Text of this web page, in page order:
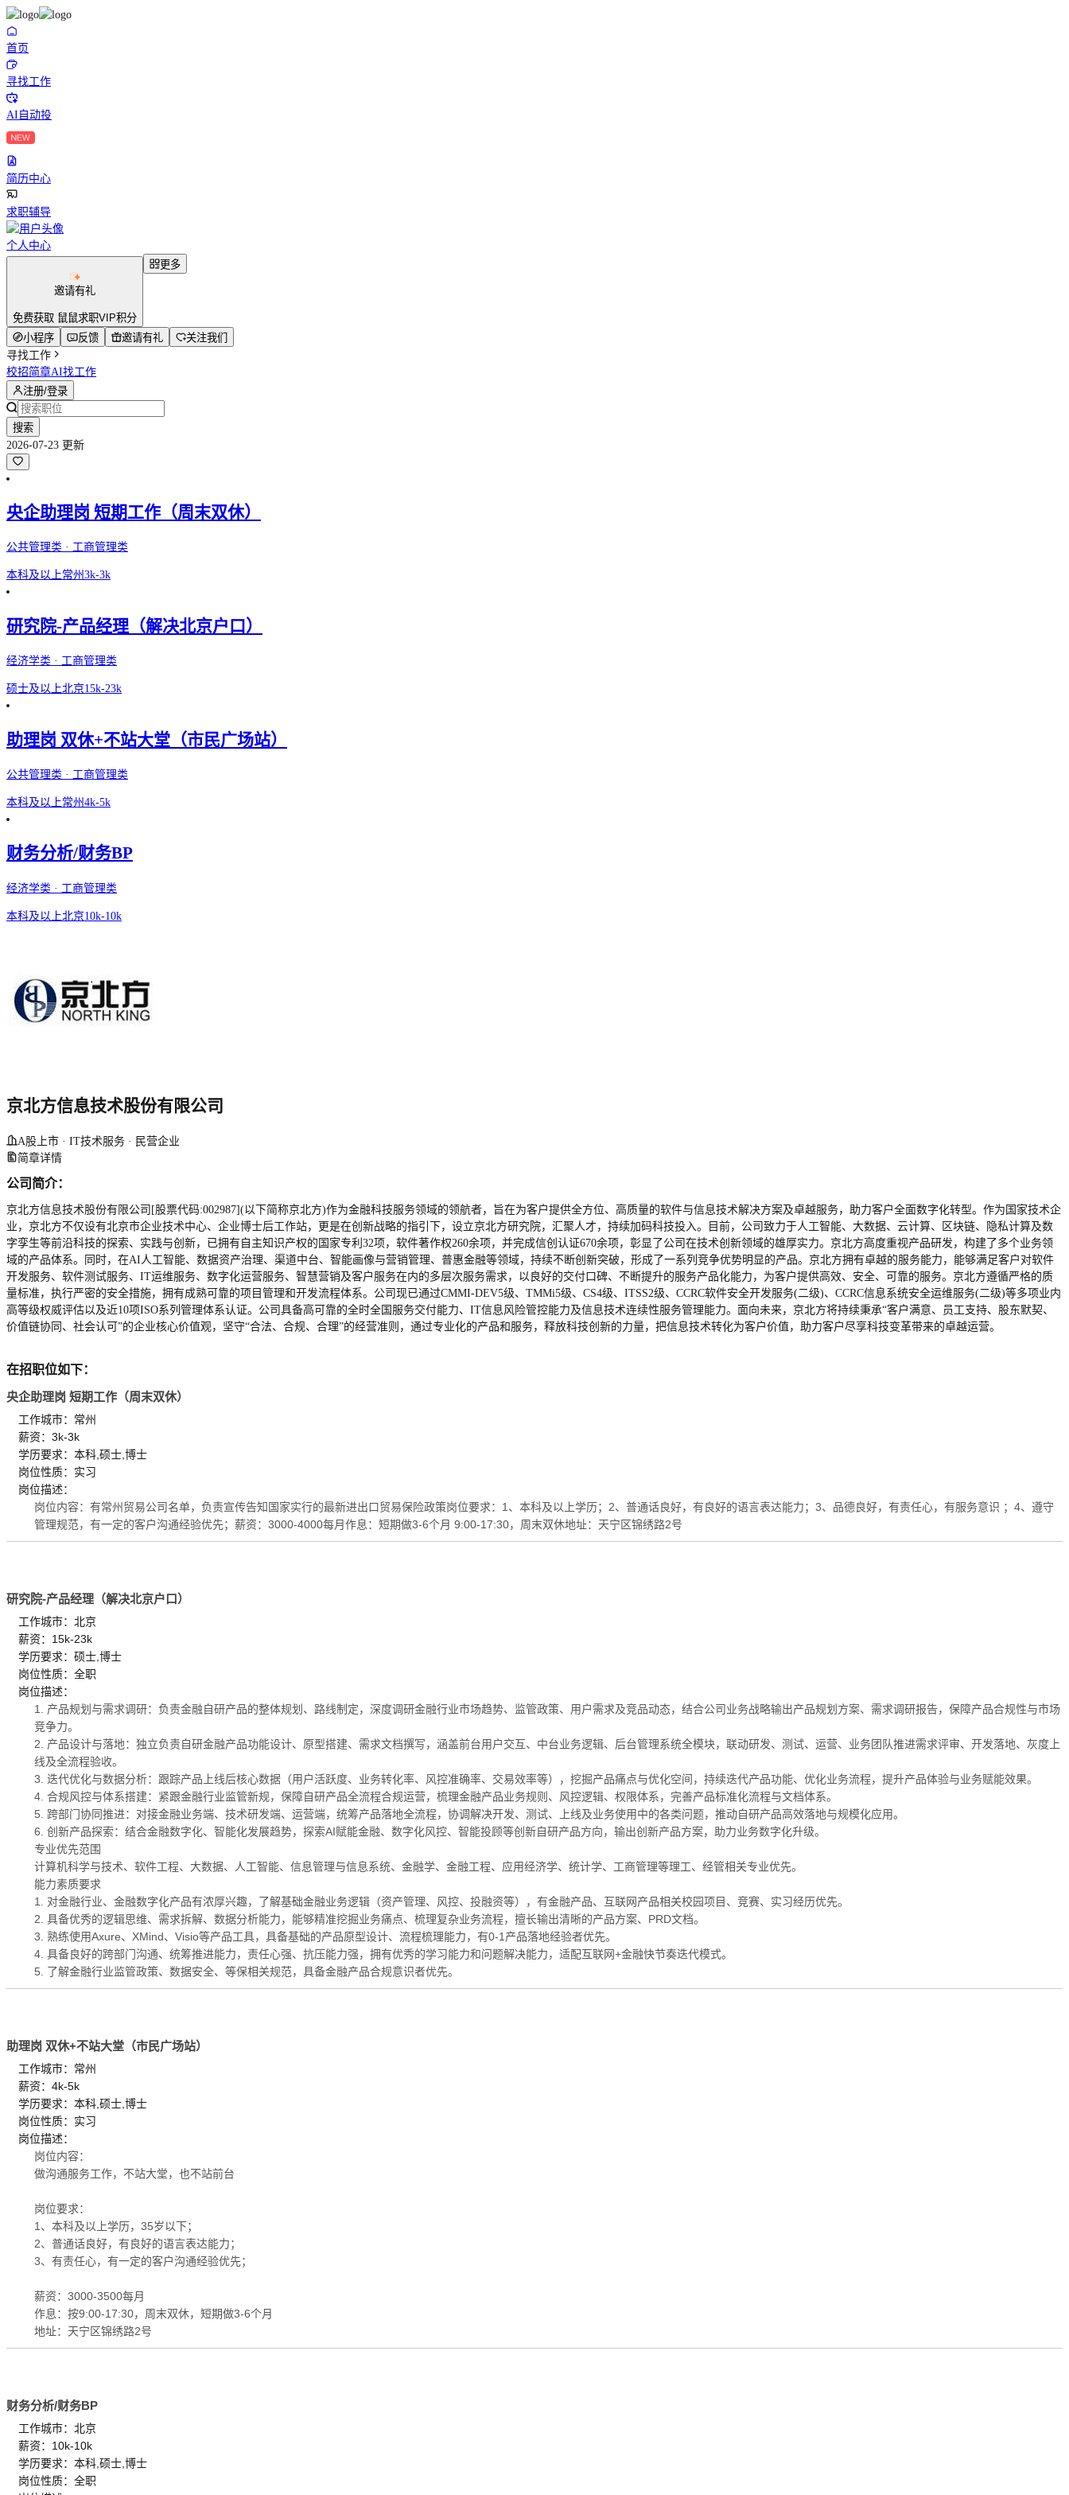
首页
寻找工作
AI自动投
简历中心
求职辅导
个人中心
邀请有礼
免费获取 鼠鼠求职VIP积分
更多
小程序 反馈 邀请有礼
关注我们
寻找工作
校招简章AI找工作
注册/登录
搜索
2026-07-23 更新
央企助理岗 短期工作（周末双休）
公共管理类 · 工商管理类
本科及以上常州 3k-3k
研究院-产品经理（解决北京户口）
经济学类 · 工商管理类
硕士及以上北京15k-23k
助理岗 双休+不站大堂（市民广场站）
公共管理类 · 工商管理类
本科及以上常州 4k-5k
财务分析/财务BP
经济学类 · 工商管理类
本科及以上北京10k-10k
京北方信息技术股份有限公司
A股上市 · IT技术服务 · 民营企业
简章详情
公司简介：
京北方信息技术股份有限公司[股票代码:002987](以下简称京北方)作为金融科技服务领域的领航者，旨在为客户提供全方位、高质量的软件与信息技术解决方案及卓越服务，助力客户全面数字化转型。作为国家技术企
业，京北方不仅设有北京市企业技术中心、企业博士后工作站，更是在创新战略的指引下，设立京北方研究院，汇聚人才，持续加码科技投入。目前，公司致力于人工智能、大数据、云计算、区块链、隐私计算及数
字孪生等前沿科技的探索、实践与创新，已拥有自主知识产权的国家专利32项，软件著作权260余项，并完成信创认证670余项，彰显了公司在技术创新领域的雄厚实力。京北方高度重视产品研发，构建了多个业务领
域的产品体系。同时，在AI人工智能、数据资产治理、渠道中台、智能画像与营销管理、普惠金融等领域，持续不断创新突破，形成了一系列竞争优势明显的产品。京北方拥有卓越的服务能力，能够满足客户对软件
开发服务、软件测试服务、IT运维服务、数字化运营服务、智慧营销及客户服务在内的多层次服务需求，以良好的交付口碑、不断提升的服务产品化能力，为客户提供高效、安全、可靠的服务。京北方遵循严格的质
量标准，执行严密的安全措施，拥有成熟可靠的项目管理和开发流程体系。公司现已通过CMMI-DEV5级、TMMi5级、CS4级、ITSS2级、CCRC软件安全开发服务(二级)、CCRC信息系统安全运维服务(二级)等多项业内
高等级权威评估以及近10项ISO系列管理体系认证。公司具备高可靠的全时全国服务交付能力、IT信息风险管控能力及信息技术连续性服务管理能力。面向未来，京北方将持续秉承“客户满意、员工支持、股东默契、
价值链协同、社会认可”的企业核心价值观，坚守“合法、合规、合理”的经营准则，通过专业化的产品和服务，释放科技创新的力量，把信息技术转化为客户价值，助力客户尽享科技变革带来的卓越运营。
在招职位如下：
央企助理岗 短期工作（周末双休）
工作城市：常州
薪资：3k-3k
学历要求：本科,硕士,博士
岗位性质：实习
岗位描述：
岗位内容：有常州贸易公司名单，负责宣传告知国家实行的最新进出口贸易保险政策岗位要求：1、本科及以上学历；2、普通话良好，有良好的语言表达能力；3、品德良好，有责任心，有服务意识 ；4、遵守
管理规范，有一定的客户沟通经验优先；薪资：3000-4000每月作息：短期做3-6个月 9:00-17:30，周末双休地址：天宁区锦绣路2号
研究院-产品经理（解决北京户口）
工作城市：北京
薪资：15k-23k
学历要求：硕士,博士
岗位性质：全职
岗位描述：
1. 产品规划与需求调研：负责金融自研产品的整体规划、路线制定，深度调研金融行业市场趋势、监管政策、用户需求及竞品动态，结合公司业务战略输出产品规划方案、需求调研报告，保障产品合规性与市场
竞争力。
2. 产品设计与落地：独立负责自研金融产品功能设计、原型搭建、需求文档撰写，涵盖前台用户交互、中台业务逻辑、后台管理系统全模块，联动研发、测试、运营、业务团队推进需求评审、开发落地、灰度上
线及全流程验收。
3. 迭代优化与数据分析：跟踪产品上线后核心数据（用户活跃度、业务转化率、风控准确率、交易效率等），挖掘产品痛点与优化空间，持续迭代产品功能、优化业务流程，提升产品体验与业务赋能效果。
4. 合规风控与体系搭建：紧跟金融行业监管新规，保障自研产品全流程合规运营，梳理金融产品业务规则、风控逻辑、权限体系，完善产品标准化流程与文档体系。
5. 跨部门协同推进：对接金融业务端、技术研发端、运营端，统筹产品落地全流程，协调解决开发、测试、上线及业务使用中的各类问题，推动自研产品高效落地与规模化应用。
6. 创新产品探索：结合金融数字化、智能化发展趋势，探索AI赋能金融、数字化风控、智能投顾等创新自研产品方向，输出创新产品方案，助力业务数字化升级。
专业优先范围
计算机科学与技术、软件工程、大数据、人工智能、信息管理与信息系统、金融学、金融工程、应用经济学、统计学、工商管理等理工、经管相关专业优先。
能力素质要求
1. 对金融行业、金融数字化产品有浓厚兴趣，了解基础金融业务逻辑（资产管理、风控、投融资等），有金融产品、互联网产品相关校园项目、竞赛、实习经历优先。
2. 具备优秀的逻辑思维、需求拆解、数据分析能力，能够精准挖掘业务痛点、梳理复杂业务流程，擅长输出清晰的产品方案、PRD文档。
3. 熟练使用Axure、XMind、Visio等产品工具，具备基础的产品原型设计、流程梳理能力，有0-1产品落地经验者优先。
4. 具备良好的跨部门沟通、统筹推进能力，责任心强、抗压能力强，拥有优秀的学习能力和问题解决能力，适配互联网+金融快节奏迭代模式。
5. 了解金融行业监管政策、数据安全、等保相关规范，具备金融产品合规意识者优先。
助理岗 双休+不站大堂（市民广场站）
工作城市：常州
薪资：4k-5k
学历要求：本科,硕士,博士
岗位性质：实习
岗位描述：
岗位内容：
做沟通服务工作，不站大堂，也不站前台
岗位要求：
1、本科及以上学历，35岁以下；
2、普通话良好，有良好的语言表达能力；
3、有责任心，有一定的客户沟通经验优先；
薪资：3000-3500每月
作息：按9:00-17:30，周末双休，短期做3-6个月
地址：天宁区锦绣路2号
财务分析/财务BP
工作城市：北京
薪资：10k-10k
学历要求：本科,硕士,博士
岗位性质：全职